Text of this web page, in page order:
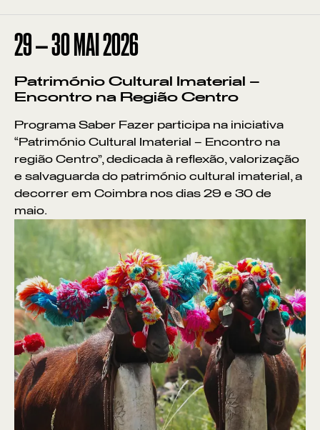
29—30MAI2026
Património Cultural Imaterial –
Encontro na Região Centro
Programa Saber Fazer participa na iniciativa
“Património Cultural Imaterial – Encontro na
região Centro”, dedicada à reflexão, valorização
e salvaguarda do património cultural imaterial, a
decorrer em Coimbra nos dias 29 e 30 de
maio.